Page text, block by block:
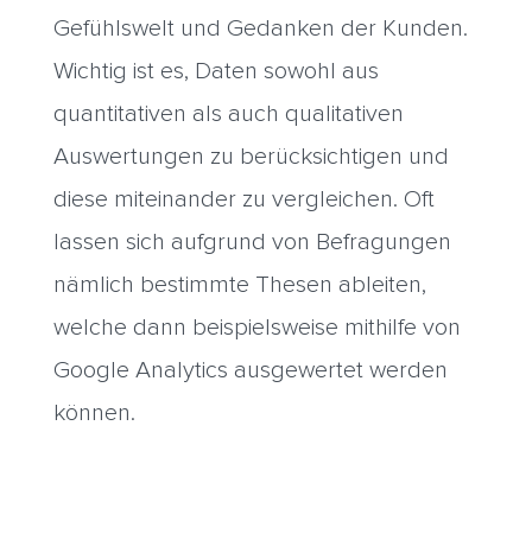
Gefühlswelt und Gedanken der Kunden.
Wichtig ist es, Daten sowohl aus
quantitativen als auch qualitativen
Auswertungen zu berücksichtigen und
diese miteinander zu vergleichen. Oft
lassen sich aufgrund von Befragungen
nämlich bestimmte Thesen ableiten,
welche dann beispielsweise mithilfe von
Google Analytics ausgewertet werden
können.